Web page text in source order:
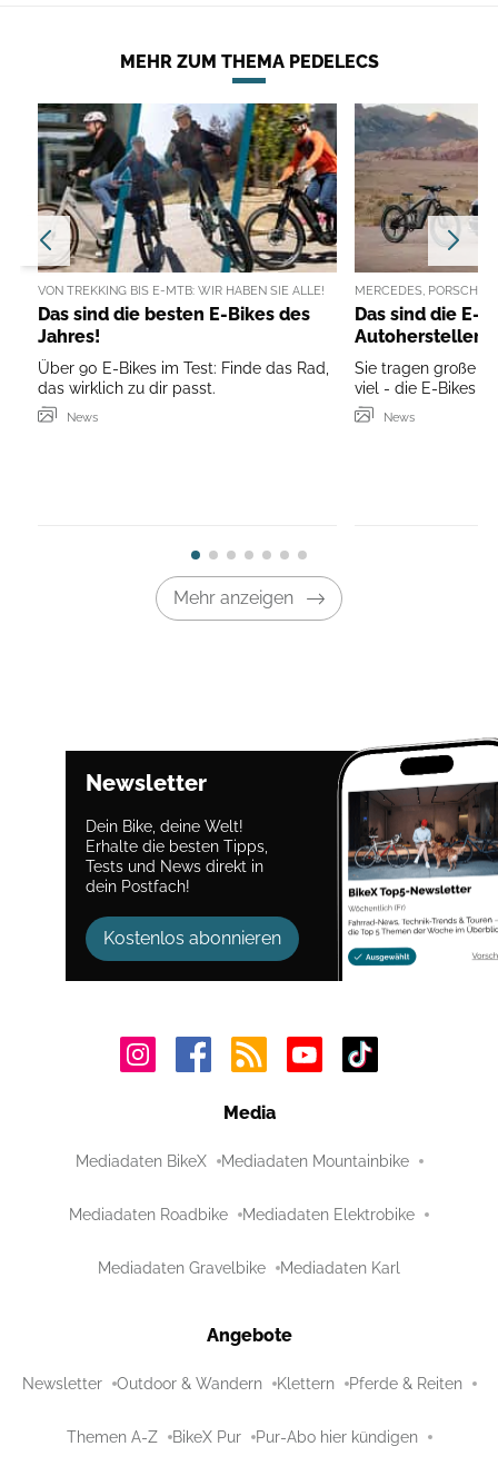
MEHR ZUM THEMA PEDELECS
VON TREKKING BIS E-MTB: WIR HABEN SIE ALLE!
Das sind die besten E-Bikes des
Jahres!
Über 90 E-Bikes im Test: Finde das Rad,
das wirklich zu dir passt.
News
MERCEDES, PORSCHE,
Das sind die E-
Autohersteller
Sie tragen große
viel - die E-Bikes
News
Mehr anzeigen
Newsletter
Dein Bike, deine Welt!
Erhalte die besten Tipps,
Tests und News direkt in
dein Postfach!
Kostenlos abonnieren
Media
Mediadaten BikeX Mediadaten Mountainbike
Mediadaten Roadbike Mediadaten Elektrobike
Mediadaten Gravelbike Mediadaten Karl
Angebote
Newsletter Outdoor & Wandern Klettern Pferde & Reiten
Themen A-Z BikeX Pur Pur-Abo hier kündigen